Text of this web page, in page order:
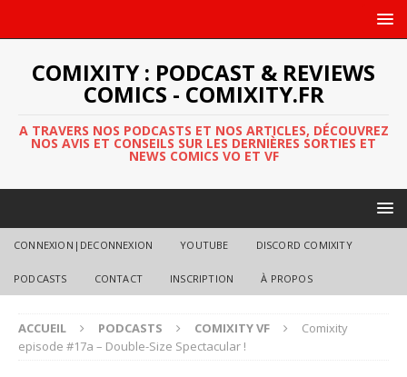
COMIXITY : PODCAST & REVIEWS
COMICS - COMIXITY.FR
A TRAVERS NOS PODCASTS ET NOS ARTICLES, DÉCOUVREZ
NOS AVIS ET CONSEILS SUR LES DERNIÈRES SORTIES ET
NEWS COMICS VO ET VF
CONNEXION|DECONNEXION YOUTUBE DISCORD COMIXITY
PODCASTS CONTACT INSCRIPTION À PROPOS
ACCUEIL PODCASTS COMIXITY VF
Comixity
episode #17a – Double-Size Spectacular !